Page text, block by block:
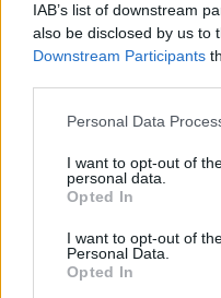
IAB’s list of downstream
also be disclosed by us to
Downstream Participants
Personal Data
I want to opt-out of
personal data.
Opted In
I want to opt-out of
Personal Data.
Opted In
Μπορεί επίσης να
HISTORY & CULTURE
Το νέο Θέατρο του
Λυκαβηττού
«αποκαλύπτεται»